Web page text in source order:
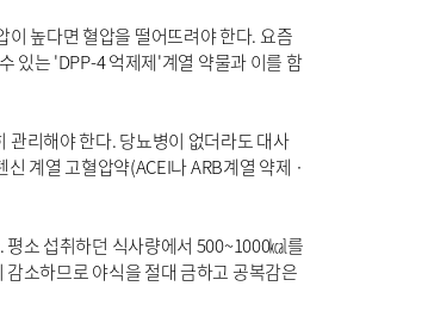
높다면 혈압을 떨어뜨려야 한다. 요즘
있는 'DPP-4 억제제'계열 약물과 이를 함
리해야 한다. 당뇨병이 없더라도 대사
계열 고혈압약(ACEI나 ARB계열 약제 ·
소 섭취하던 식사량에서 500~1000㎉를
소하므로 야식을 절대 금하고 공복감은